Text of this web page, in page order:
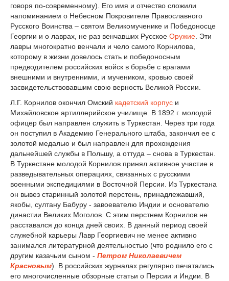
говоря по-современному). Его имя и отчество сложили
напоминанием о Небесном Покровителе Православного
Русского Воинства – святом Великомученике и Победоносце
Георгии и о лаврах, не раз венчавших Русское Оружие . Эти
лавры многократно венчали и чело самого Корнилова,
которому в жизни довелось стать и победоносным
предводителем российских войск в борьбе с врагами
внешними и внутренними, и мучеником, кровью своей
засвидетельствовавшим свою верность Великой России.
Л.Г. Корнилов окончил Омский кадетский корпус и
Михайловское артиллерийское училище. В 1892 г. молодой
офицер был направлен служить в Туркестан. Через три года
он поступил в Академию Генерального штаба, закончил ее с
золотой медалью и был направлен для прохождения
дальнейшей службы в Польшу, а оттуда – снова в Туркестан.
В Туркестане молодой Корнилов принял активное участие в
разведывательных операциях, связанных с русскими
военными экспедициями в Восточной Персии. Из Туркестана
он вывез старинный золотой перстень, принадлежавший,
якобы, султану Бабуру - завоевателю Индии и основателю
династии Великих Моголов. С этим перстнем Корнилов не
расставался до конца дней своих. В данный период своей
служебной карьеры Лавр Георгиевич не менее активно
занимался литературной деятельностью (что роднило его с
другим казачьим сыном - Петром Николаевичем
Красновым). В российских журналах регулярно печатались
его многочисленные обзорные статьи о Персии и Индии. В